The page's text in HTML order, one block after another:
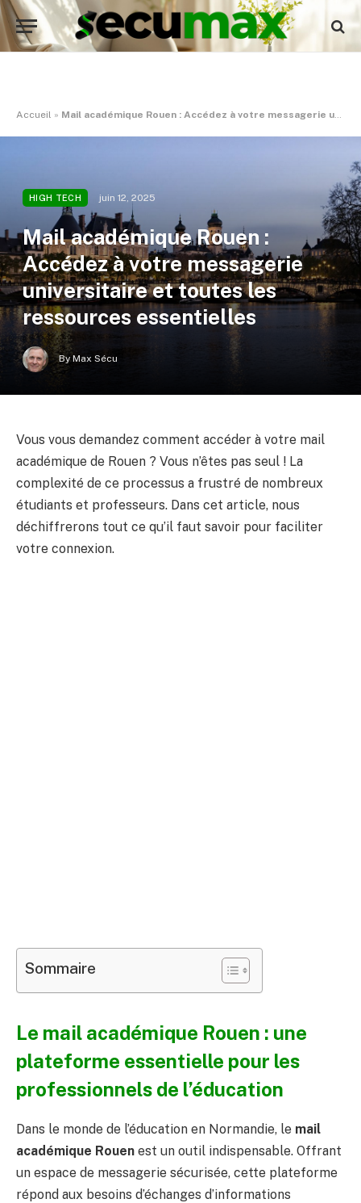
Accueil » Mail académique Rouen : Accédez à votre messagerie universitaire et toutes les ressources essentielles
HIGH TECH juin 12, 2025
Mail académique Rouen :
Accédez à votre messagerie
universitaire et toutes les
ressources essentielles
By Max Sécu
Vous vous demandez comment accéder à votre mail
académique de Rouen ? Vous n’êtes pas seul ! La
complexité de ce processus a frustré de nombreux
étudiants et professeurs. Dans cet article, nous
déchiffrerons tout ce qu’il faut savoir pour faciliter
votre connexion.
Sommaire
Le mail académique Rouen : une
plateforme essentielle pour les
professionnels de l’éducation
Dans le monde de l’éducation en Normandie, le mail
académique Rouen est un outil indispensable. Offrant
un espace de messagerie sécurisée, cette plateforme
répond aux besoins d’échanges d’informations